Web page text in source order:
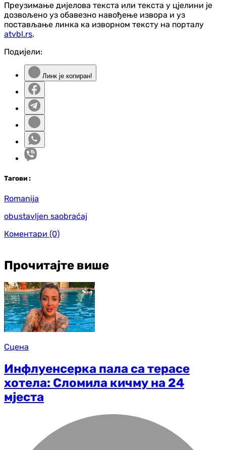
Преузимање дијелова текста или текста у цјелини је
дозвољено уз обавезно навођење извора и уз
постављање линка ка изворном тексту на порталу
atvbl.rs.
Подијели:
Линк је копиран!
Тагови :
Romanija
obustavljen saobraćaj
Коментари (0)
Прочитајте више
Сцена
Инфлуенсерка пала са терасе
хотела: Сломила кичму на 24
мјеста